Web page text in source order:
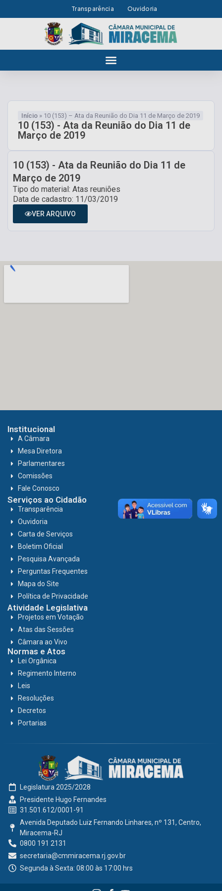
Transparência Ouvidoria
Início » 10 (153) – Ata da Reunião do Dia 11 de Março de 2019
10 (153) - Ata da Reunião do Dia 11 de
Março de 2019
10 (153) - Ata da Reunião do Dia 11 de
Março de 2019
Tipo do material: Atas reuniões
Data de cadastro: 11/03/2019
VER ARQUIVO
Institucional
A Câmara
Mesa Diretora
Parlamentares
Comissões
Fale Conosco
Serviços ao Cidadão
Transparência
Ouvidoria
Carta de Serviços
Boletim Oficial
Pesquisa Avançada
Perguntas Frequentes
Mapa do Site
Política de Privacidade
Atividade Legislativa
Projetos em Votação
Atas das Sessões
Câmara ao Vivo
Normas e Atos
Lei Orgânica
Regimento Interno
Leis
Resoluções
Decretos
Portarias
Legislatura 2025/2028
Presidente Hugo Fernandes
31.501.612/0001-91
Avenida Deputado Luiz Fernando Linhares, nº 131, Centro,
Miracema-RJ
0800 191 2131
secretaria@cmmiracema.rj.gov.br
Segunda à Sexta: 08:00 às 17:00 hrs